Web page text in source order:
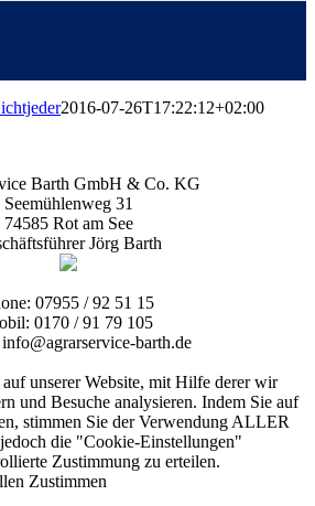
2016-07-26T17:22:12+02:00
Barth GmbH & Co. KG
Seemühlenweg 31
74585 Rot am See
Jörg Barth
07955 / 92 51 15
0170 / 91 79 105
barth.de
unserer Website, mit Hilfe derer wir
und Besuche analysieren. Indem Sie auf
stimmen Sie der Verwendung ALLER
die "Cookie-Einstellungen"
Zustimmung zu erteilen.
Zustimmen